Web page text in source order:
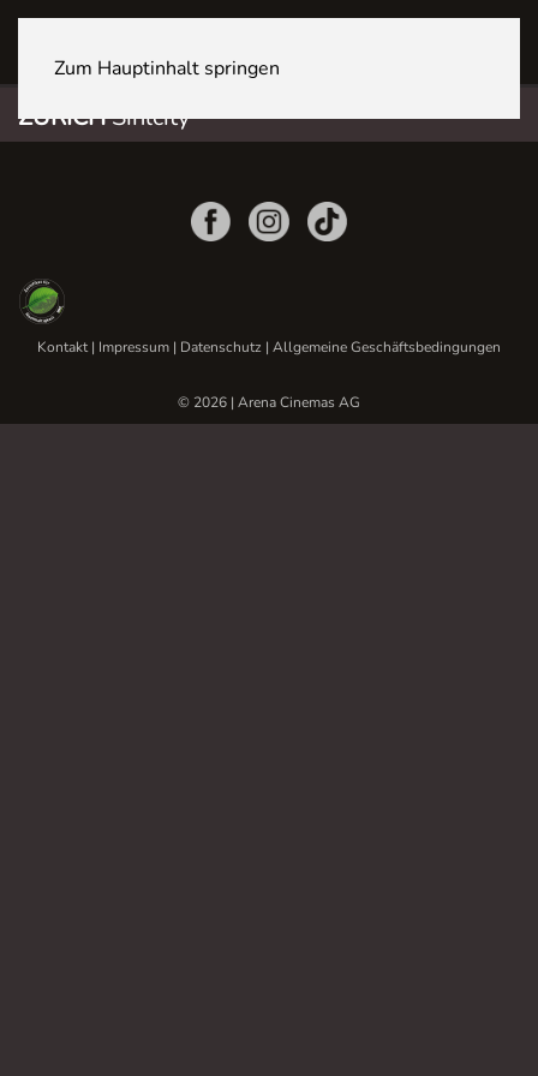
Zum Hauptinhalt springen
ZÜRICHSihlcity
Kontakt| Impressum | Datenschutz | Allgemeine Geschäftsbedingungen
© 2026 | Arena Cinemas AG